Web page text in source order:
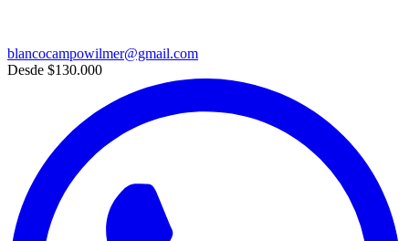
blancocampowilmer@gmail.com
Desde $130.000